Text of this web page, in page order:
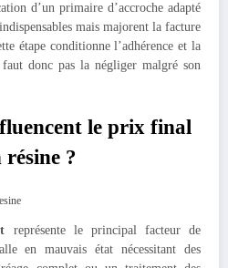
d’un primaire d’accroche adapté
mais majorent la facture
étape conditionne l’adhérence et la
donc pas la négliger malgré son
le prix final
résine ?
représente le principal facteur de
en mauvais état nécessitant des